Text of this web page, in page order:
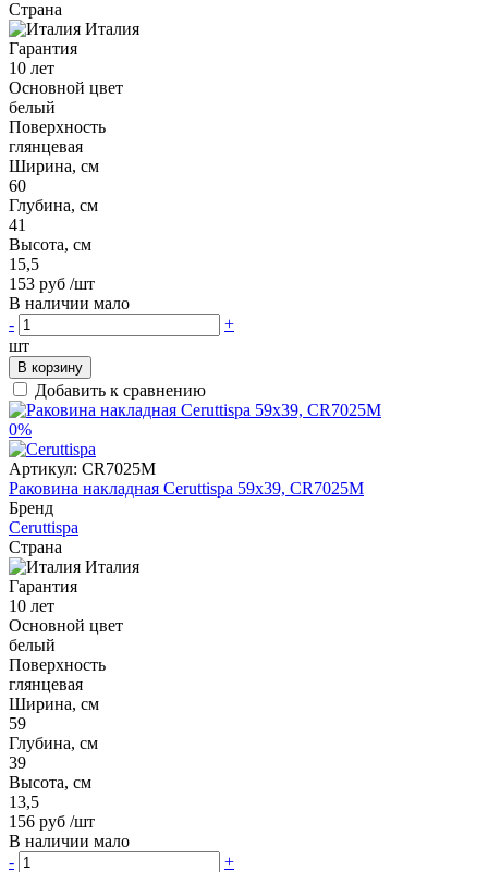
Страна
Италия
Гарантия
10 лет
Основной цвет
белый
Поверхность
глянцевая
Ширина, см
60
Глубина, см
41
Высота, см
15,5
153 руб /шт
В наличии мало
-
+
шт
В корзину
Добавить к сравнению
0%
Артикул: CR7025M
Раковина накладная Ceruttispa 59x39, CR7025M
Бренд
Ceruttispa
Страна
Италия
Гарантия
10 лет
Основной цвет
белый
Поверхность
глянцевая
Ширина, см
59
Глубина, см
39
Высота, см
13,5
156 руб /шт
В наличии мало
-
+